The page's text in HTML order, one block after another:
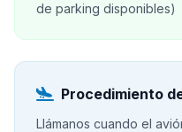
de parking disponibles)
Procedimiento
Llámanos cuando el